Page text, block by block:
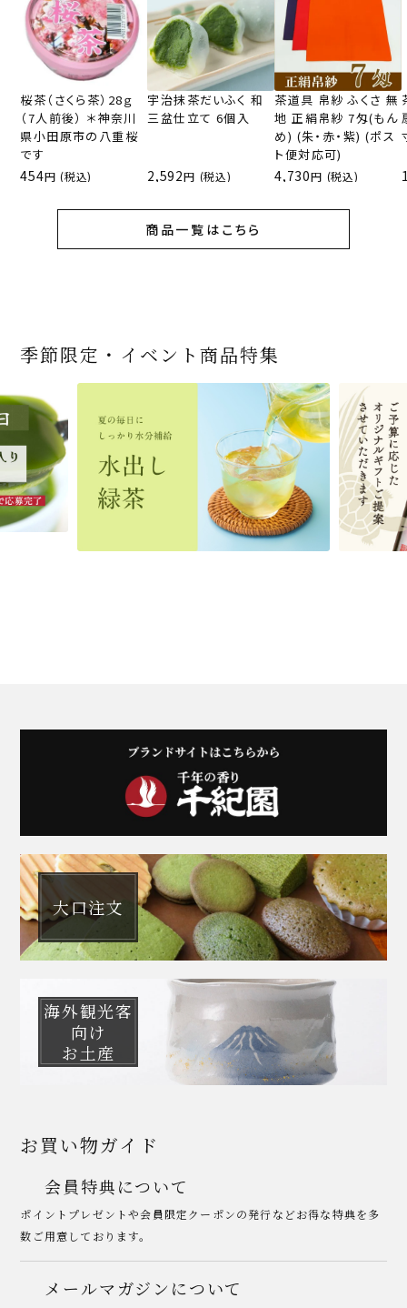
桜茶（さくら茶）28ｇ
（7人前後） ＊神奈川
県小田原市の八重桜
です
454 (税込)
宇治抹茶だいふく 和
三盆仕立て 6個入
2,592 (税込)
茶道具 帛紗 ふくさ 無
地 正絹帛紗 7匁(もん
め) (朱・赤・紫) (ポス
ト便対応可)
4,730 (税込)
商品一覧はこちら
宇治抹茶だいふく 和
三盆仕立て 6個入
2,592 (税込)
お茶屋の京都 宇治抹
1,743 (税込)
宇治抹茶 濃チーズケ
ーキ 『抹茶まる』 1セ
ット6個入
3,240 (税込)
商品一覧はこちら
桜茶（さくら茶）28ｇ
（7人前後） ＊神奈川
県小田原市の八重桜
です
454 (税込)
『釜炒りむぎ茶』 10g
324 (税込)
緑茶ティーパック（セ
ンパックシリーズ） 5g
×50袋
864 (税込)
商品一覧はこちら
宇治抹茶そば3袋・そ
ばつゆ6袋（6人前）セ
ット 化粧箱（カート
ン/ギフトボックス）
3,032 (税込)
【送料込み】宇治抹茶
そば160ｇ×2袋（4人
前）＋特撰そばつゆ4
個（ポスト便）
2,028 (税込)
宇治抹茶そば２袋・そ
ばつゆ４袋（４人前）
竹かごセット
2,278 (税込)
商品一覧はこちら
老舗茶舗の宇治抹茶
かすていらと宇治冠煎
茶の詰合せ
4,112 (税込)
宇治抹茶焼き菓子詰
4,511 (税込)
老舗茶舗のひやひやス
イーツセット 3種6個
3,356 (税込)
商品一覧はこちら
茶道具 帛紗 ふくさ 無
地 正絹帛紗 7匁(もん
め) (朱・赤・紫) (ポス
ト便対応可)
4,730 (税込)
茶道具 扇子（せんす）
扇子 利休百首 白竹 6
1,716 (税込)
おとなのお稽古セット
女子用 裏千家 茶道具
16,500 (税込)
商品一覧はこちら
季節限定・イベント商品特集
大口注文
海外観光客
向け
お土産
お買い物ガイド
会員特典について
ポイントプレゼントや会員限定クーポンの発行などお得な特典を多
数ご用意しております。
メールマガジンについて